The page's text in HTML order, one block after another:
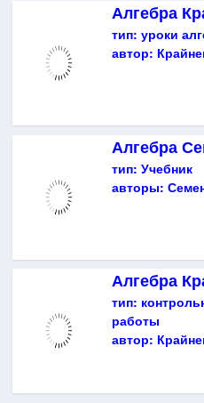
Алгебра
тип: уроки
автор:
Алгебра
тип: Учебник
авторы:
Алгебра
тип:
работы
автор: